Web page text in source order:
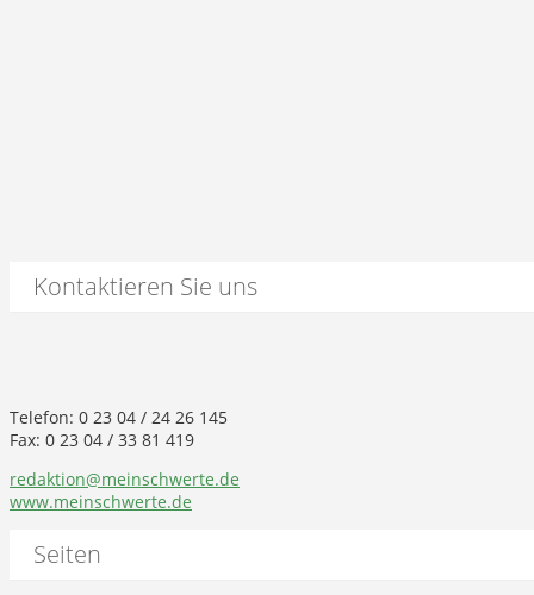
Kontaktieren Sie uns
Telefon: 0 23 04 / 24 26 145
Fax: 0 23 04 / 33 81 419
redaktion@meinschwerte.de
www.meinschwerte.de
Seiten